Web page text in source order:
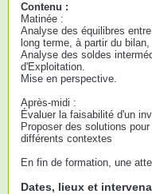
Contenu :
Matinée :
Analyse des équilibres
long terme, à partir du
Analyse des soldes
d'Exploitation.
Mise en perspective.
Après-midi :
Évaluer la faisabilité d'un
Proposer des solutions
différents contextes
En fin de formation, une
Dates, lieux et